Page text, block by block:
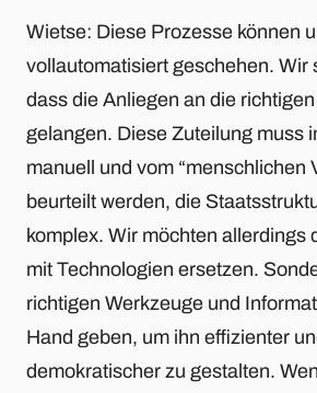
Wietse: Diese Prozesse können
vollautomatisiert geschehen. Wir
dass die Anliegen an die
gelangen. Diese Zuteilung muss
manuell und vom “menschlichen
beurteilt werden, die
komplex. Wir möchten allerdings
mit Technologien ersetzen.
richtigen Werkzeuge und
Hand geben, um ihn effizienter
demokratischer zu gestalten.